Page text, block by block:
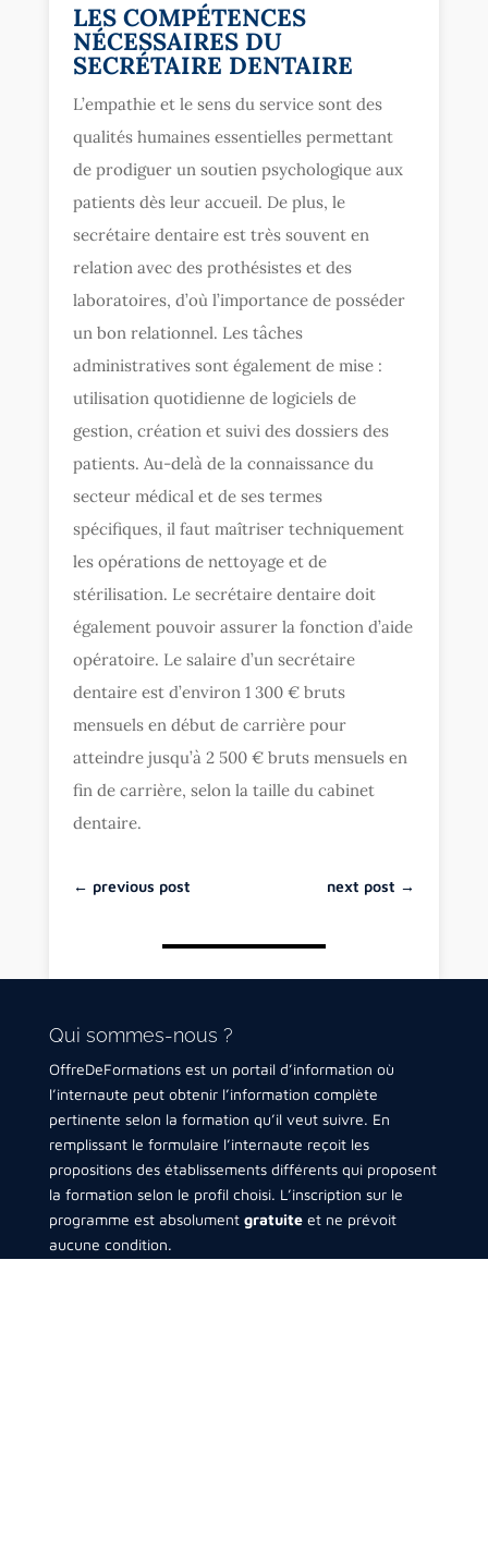
LES COMPÉTENCES
NÉCESSAIRES DU
SECRÉTAIRE DENTAIRE
L’empathie et le sens du service sont des
qualités humaines essentielles permettant
de prodiguer un soutien psychologique aux
patients dès leur accueil. De plus, le
secrétaire dentaire est très souvent en
relation avec des prothésistes et des
laboratoires, d’où l’importance de posséder
un bon relationnel. Les tâches
administratives sont également de mise :
utilisation quotidienne de logiciels de
gestion, création et suivi des dossiers des
patients. Au-delà de la connaissance du
secteur médical et de ses termes
spécifiques, il faut maîtriser techniquement
les opérations de nettoyage et de
stérilisation. Le secrétaire dentaire doit
également pouvoir assurer la fonction d’aide
opératoire. Le salaire d’un secrétaire
dentaire est d’environ 1 300 € bruts
mensuels en début de carrière pour
atteindre jusqu’à 2 500 € bruts mensuels en
fin de carrière, selon la taille du cabinet
dentaire.
← previous post next post →
Qui sommes-nous ?
OffreDeFormations est un portail d’information où
l’internaute peut obtenir l’information complète
pertinente selon la formation qu’il veut suivre. En
remplissant le formulaire l’internaute reçoit les
propositions des établissements différents qui proposent
la formation selon le profil choisi. L’inscription sur le
programme est absolument gratuiteet ne prévoit
aucune condition.